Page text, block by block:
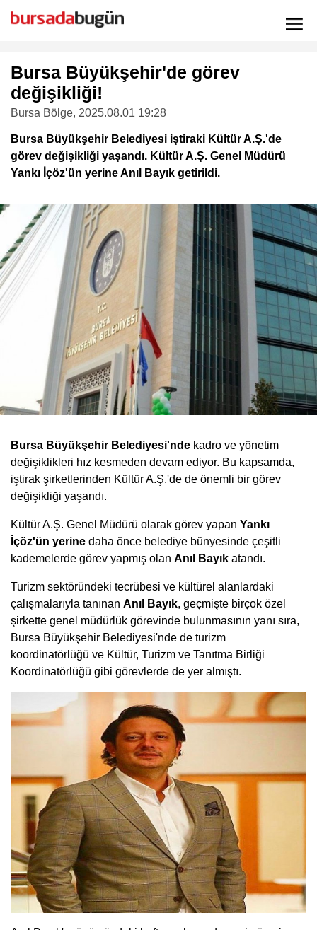
Bursa Büyükşehir'de görev
değişikliği!
Bursa Bölge, 2025.08.01 19:28
Bursa Büyükşehir Belediyesi iştiraki Kültür A.Ş.'de
görev değişikliği yaşandı. Kültür A.Ş. Genel Müdürü
Yankı İçöz'ün yerine Anıl Bayık getirildi.
Bursa Büyükşehir Belediyesi'nde kadro ve yönetim
değişiklikleri hız kesmeden devam ediyor. Bu kapsamda,
iştirak şirketlerinden Kültür A.Ş.'de de önemli bir görev
değişikliği yaşandı.
Kültür A.Ş. Genel Müdürü olarak görev yapan Yankı
İçöz'ün yerine daha önce belediye bünyesinde çeşitli
kademelerde görev yapmış olan Anıl Bayık atandı.
Turizm sektöründeki tecrübesi ve kültürel alanlardaki
çalışmalarıyla tanınan Anıl Bayık, geçmişte birçok özel
şirkette genel müdürlük görevinde bulunmasının yanı sıra,
Bursa Büyükşehir Belediyesi'nde de turizm
koordinatörlüğü ve Kültür, Turizm ve Tanıtma Birliği
Koordinatörlüğü gibi görevlerde de yer almıştı.